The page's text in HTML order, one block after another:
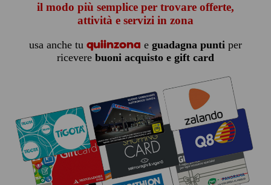
il modo più semplice per trovare offerte,
attività e servizi in zona
usa anche tu quiinzona e guadagna puntiper
ricevere buoni acquisto e gift card